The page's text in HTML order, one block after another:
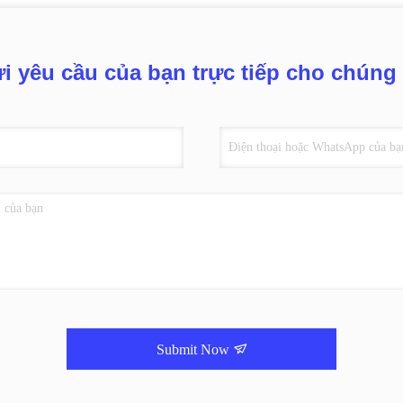
yêu cầu của bạn trực tiếp cho
Submit Now